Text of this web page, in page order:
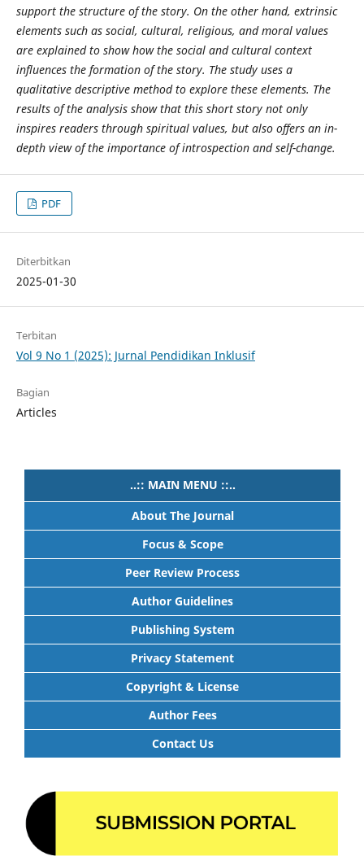
support the structure of the story. On the other hand, extrinsic
elements such as social, cultural, religious, and moral values
are explained to show how the social and cultural context
influences the formation of the story. The study uses a
qualitative descriptive method to explore these elements. The
results of the analysis show that this short story not only
inspires readers through spiritual values, but also offers an in-
depth view of the importance of introspection and self-change.
PDF
Diterbitkan
2025-01-30
Terbitan
Vol 9 No 1 (2025): Jurnal Pendidikan Inklusif
Bagian
Articles
..:: MAIN MENU ::..
About The Journal
Focus & Scope
Peer Review Process
Author Guidelines
Publishing System
Privacy Statement
Copyright & License
Author Fees
Contact Us